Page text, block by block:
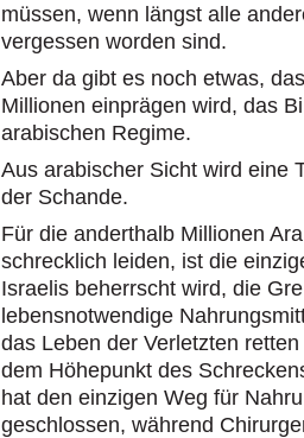
müssen, wenn längst alle
vergessen worden sind.
Aber da gibt es noch etwas,
Millionen einprägen wird, das
arabischen Regime.
Aus arabischer Sicht wird eine
der Schande.
Für die anderthalb Millionen
schrecklich leiden, ist die
Israelis beherrscht wird, die
lebensnotwendige
das Leben der Verletzten
dem Höhepunkt des
hat den einzigen Weg für
geschlossen, während